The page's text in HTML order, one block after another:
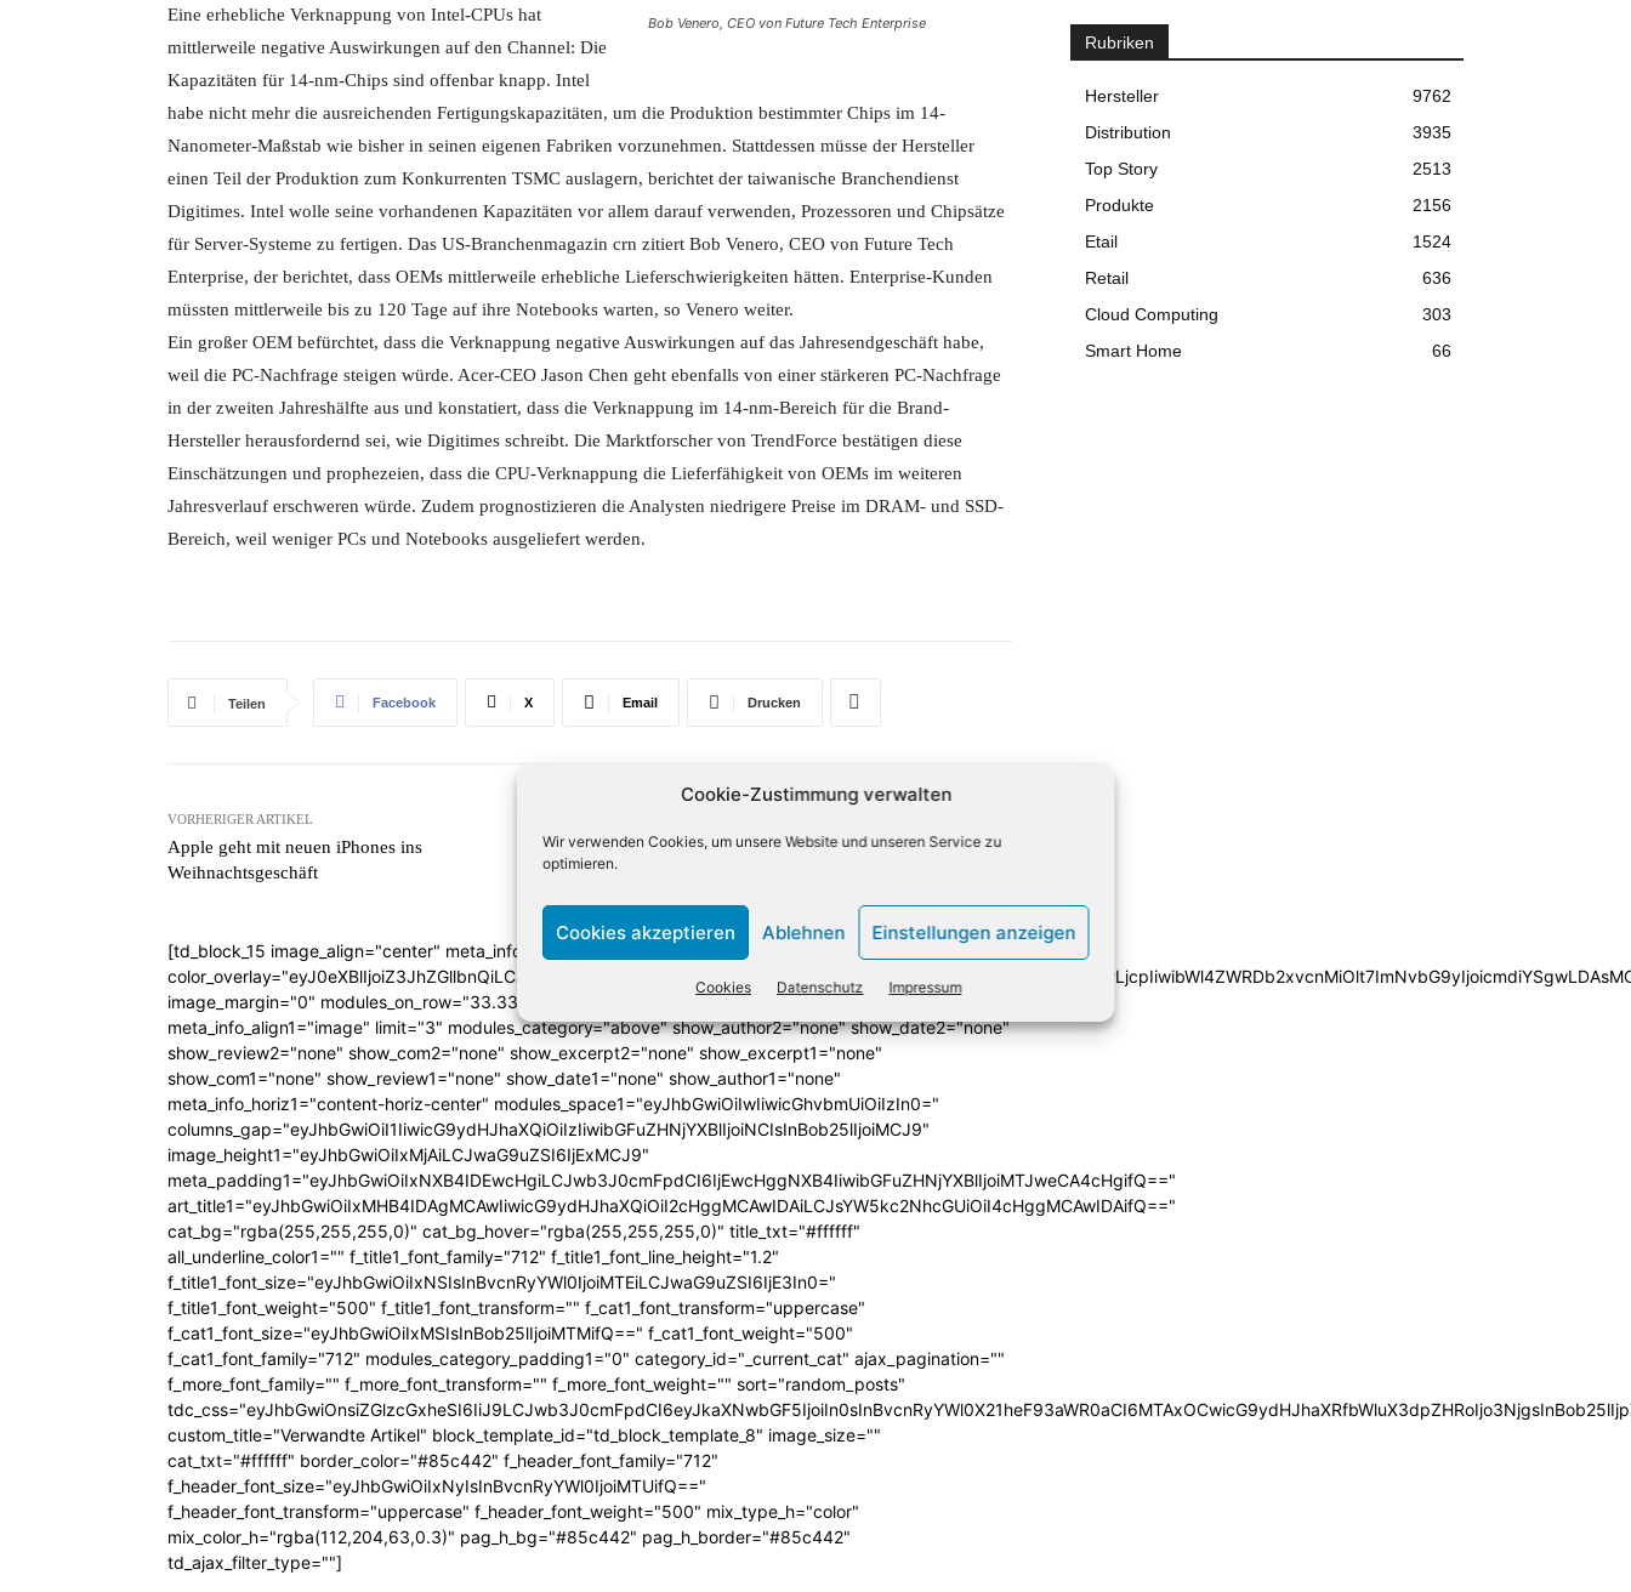
Cookie-Zustimmung verwalten
Wir verwenden Cookies, um unsere Website und unseren Service zu
optimieren.
Cookies akzeptieren Ablehnen Einstellungen anzeigen
Cookies Datenschutz Impressum
Bob Venero, CEO von Future Tech Enterprise
Eine erhebliche Verknappung von Intel-CPUs hat
mittlerweile negative Auswirkungen auf den Channel: Die
Kapazitäten für 14-nm-Chips sind offenbar knapp. Intel
habe nicht mehr die ausreichenden Fertigungskapazitäten, um die Produktion bestimmter Chips im 14-
Nanometer-Maßstab wie bisher in seinen eigenen Fabriken vorzunehmen. Stattdessen müsse der Hersteller
einen Teil der Produktion zum Konkurrenten TSMC auslagern, berichtet der taiwanische Branchendienst
Digitimes. Intel wolle seine vorhandenen Kapazitäten vor allem darauf verwenden, Prozessoren und Chipsätze
für Server-Systeme zu fertigen. Das US-Branchenmagazin crn zitiert Bob Venero, CEO von Future Tech
Enterprise, der berichtet, dass OEMs mittlerweile erhebliche Lieferschwierigkeiten hätten. Enterprise-Kunden
müssten mittlerweile bis zu 120 Tage auf ihre Notebooks warten, so Venero weiter.
Ein großer OEM befürchtet, dass die Verknappung negative Auswirkungen auf das Jahresendgeschäft habe,
weil die PC-Nachfrage steigen würde. Acer-CEO Jason Chen geht ebenfalls von einer stärkeren PC-Nachfrage
in der zweiten Jahreshälfte aus und konstatiert, dass die Verknappung im 14-nm-Bereich für die Brand-
Hersteller herausfordernd sei, wie Digitimes schreibt. Die Marktforscher von TrendForce bestätigen diese
Einschätzungen und prophezeien, dass die CPU-Verknappung die Lieferfähigkeit von OEMs im weiteren
Jahresverlauf erschweren würde. Zudem prognostizieren die Analysten niedrigere Preise im DRAM- und SSD-
Bereich, weil weniger PCs und Notebooks ausgeliefert werden.
Teilen Facebook X Email Drucken
VORHERIGER ARTIKEL
Apple geht mit neuen iPhones ins
Weihnachtsgeschäft
Bitkom: Digitale Angriffe sind «Massenphänomen»
[td_block_15 image_align="center" meta_info_align="bottom"
image_margin="0" modules_on_row="33.33333333%" columns="33.33333333%"
meta_info_align1="image" limit="3" modules_category="above" show_author2="none" show_date2="none"
show_review2="none" show_com2="none" show_excerpt2="none" show_excerpt1="none"
show_com1="none" show_review1="none" show_date1="none" show_author1="none"
meta_info_horiz1="content-horiz-center" modules_space1="eyJhbGwiOiIwIiwicGhvbmUiOiIzIn0="
columns_gap="eyJhbGwiOiI1IiwicG9ydHJhaXQiOiIzIiwibGFuZHNjYXBlIjoiNCIsInBob25lIjoiMCJ9"
image_height1="eyJhbGwiOiIxMjAiLCJwaG9uZSI6IjExMCJ9"
meta_padding1="eyJhbGwiOiIxNXB4IDEwcHgiLCJwb3J0cmFpdCI6IjEwcHggNXB4IiwibGFuZHNjYXBlIjoiMTJweCA4cHgifQ=="
art_title1="eyJhbGwiOiIxMHB4IDAgMCAwIiwicG9ydHJhaXQiOiI2cHggMCAwIDAiLCJsYW5kc2NhcGUiOiI4cHggMCAwIDAifQ=="
cat_bg="rgba(255,255,255,0)" cat_bg_hover="rgba(255,255,255,0)" title_txt="#ffffff"
all_underline_color1="" f_title1_font_family="712" f_title1_font_line_height="1.2"
f_title1_font_size="eyJhbGwiOiIxNSIsInBvcnRyYWl0IjoiMTEiLCJwaG9uZSI6IjE3In0="
f_title1_font_weight="500" f_title1_font_transform="" f_cat1_font_transform="uppercase"
f_cat1_font_size="eyJhbGwiOiIxMSIsInBob25lIjoiMTMifQ==" f_cat1_font_weight="500"
f_cat1_font_family="712" modules_category_padding1="0" category_id="_current_cat" ajax_pagination=""
f_more_font_family="" f_more_font_transform="" f_more_font_weight="" sort="random_posts"
custom_title="Verwandte Artikel" block_template_id="td_block_template_8" image_size=""
cat_txt="#ffffff" border_color="#85c442" f_header_font_family="712"
f_header_font_size="eyJhbGwiOiIxNyIsInBvcnRyYWl0IjoiMTUifQ=="
f_header_font_transform="uppercase" f_header_font_weight="500" mix_type_h="color"
mix_color_h="rgba(112,204,63,0.3)" pag_h_bg="#85c442" pag_h_border="#85c442"
td_ajax_filter_type=""]
Rubriken
Hersteller
9762
Distribution
3935
Top Story
2513
Produkte
2156
Etail
1524
Retail
636
Cloud Computing
303
Smart Home
66